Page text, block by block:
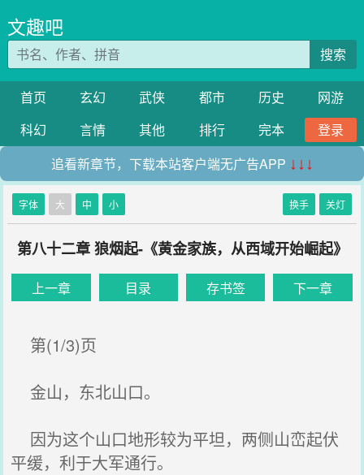
文趣吧
搜索
首页 玄幻 武侠 都市 历史
网游
科幻
言情 其他 排行 完本
登录
追看新章节，下载本站客户端无广告APP ↓↓↓
字体 大 中 小 换手 关灯
第八十二章 狼烟起-《黄金家族，从西域开始崛起》
上一章 目录 存书签 下一章
第(1/3)页
金山，东北山口。
因为这个山口地形较为平坦，两侧山峦起伏
平缓，利于大军通行。